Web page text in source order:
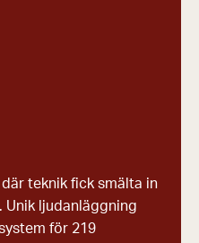
teknik fick smälta in
Unik ljudanläggning
för 219